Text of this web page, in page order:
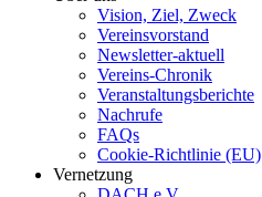
Vision, Ziel, Zweck
Vereinsvorstand
Newsletter-aktuell
Vereins-Chronik
Veranstaltungsberichte
Nachrufe
FAQs
Cookie-Richtlinie (EU)
Vernetzung